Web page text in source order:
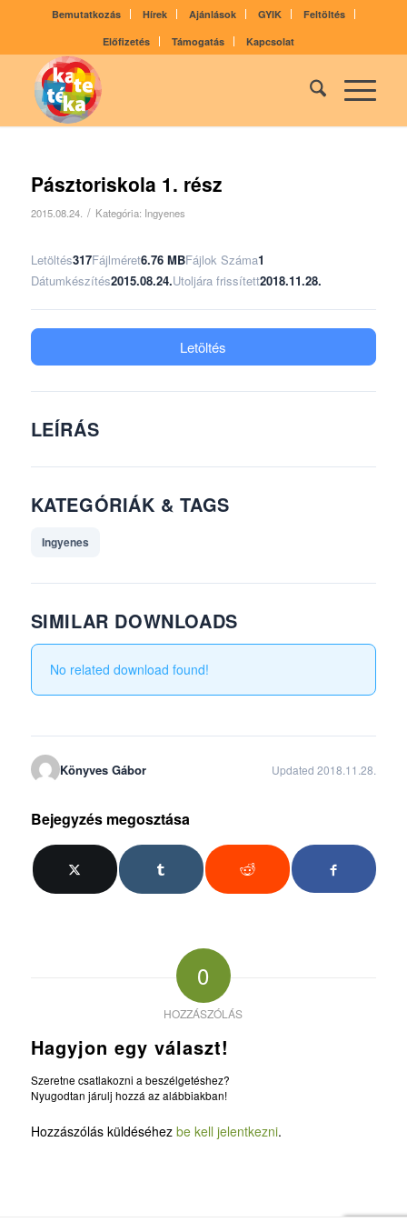
Bemutatkozás Hírek Ajánlások GYIK
Feltöltés
Előfizetés
Támogatás Kapcsolat
Pásztoriskola 1. rész
2015.08.24. / Kategória: Ingyenes
Letöltés317Fájlméret6.76 MBFájlok Száma1
Dátumkészítés2015.08.24.Utoljára frissített2018.11.28.
Letöltés
LEÍRÁS
KATEGÓRIÁK & TAGS
Ingyenes
SIMILAR DOWNLOADS
No related download found!
Könyves Gábor Updated 2018.11.28.
Bejegyzés megosztása
0
HOZZÁSZÓLÁS
Hagyjon egy választ!
Szeretne csatlakozni a beszélgetéshez?
Nyugodtan járulj hozzá az alábbiakban!
Hozzászólás küldéséhez be kell jelentkezni.